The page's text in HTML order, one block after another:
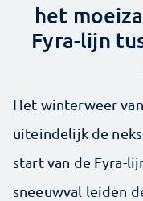
het
Fyra-lijn
Het winterweer
uiteindelijk de
start van de Fyra-
sneeuwval leiden